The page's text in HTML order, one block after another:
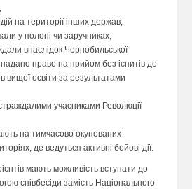
на території інших держав;
у полоні чи заручниках;
внаслідок Чорнобильської
право на прийом без іспитів до
вищої освіти за результатами
учасниками Революції
на тимчасово окупованих
де ведуться активні бойові дії.
мають можливість вступати до
співбесіди замість Національного